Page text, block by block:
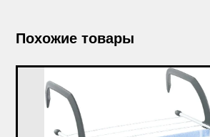
Похожие товары